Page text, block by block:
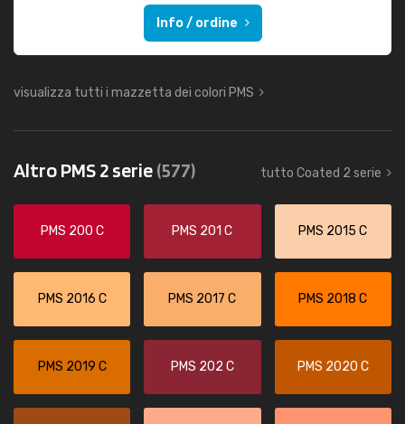
Info / ordine
visualizza tutti i mazzetta dei colori PMS
Altro PMS 2 serie(577) tutto Coated 2 serie
PMS 200 C PMS 201 C PMS 2015 C
PMS 2016 C PMS 2017 C PMS 2018 C
PMS 2019 C PMS 202 C PMS 2020 C